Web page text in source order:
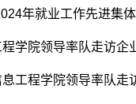
年就业工作先进集
学院领导率队走访企
工程学院领导率队走